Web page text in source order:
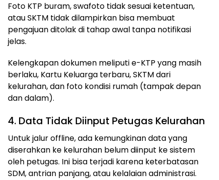
Foto KTP buram, swafoto tidak sesuai ketentuan,
atau SKTM tidak dilampirkan bisa membuat
pengajuan ditolak di tahap awal tanpa notifikasi
jelas.
Kelengkapan dokumen meliputi e-KTP yang masih
berlaku, Kartu Keluarga terbaru, SKTM dari
kelurahan, dan foto kondisi rumah (tampak depan
dan dalam).
4. Data Tidak Diinput Petugas Kelurahan
Untuk jalur offline, ada kemungkinan data yang
diserahkan ke kelurahan belum diinput ke sistem
oleh petugas. Ini bisa terjadi karena keterbatasan
SDM, antrian panjang, atau kelalaian administrasi.